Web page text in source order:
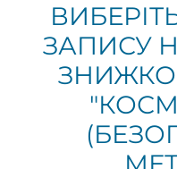
ЗАПИСУ